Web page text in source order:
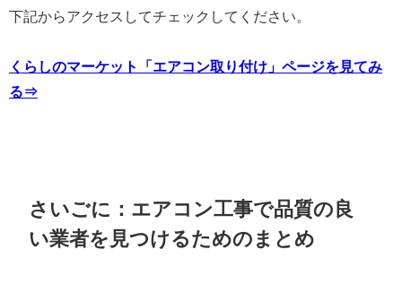
下記からアクセスしてチェックしてください。
くらしのマーケット「エアコン取り付け」ページを見てみ
る⇒
さいごに：エアコン工事で品質の良
い業者を見つけるためのまとめ